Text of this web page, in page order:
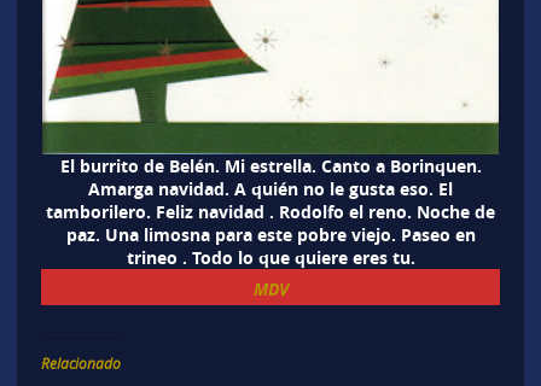
El burrito de Belén. Mi estrella. Canto a Borinquen.
Amarga navidad. A quién no le gusta eso. El
tamborilero. Feliz navidad . Rodolfo el reno. Noche de
paz. Una limosna para este pobre viejo. Paseo en
trineo . Todo lo que quiere eres tu.
MDV
Relacionado